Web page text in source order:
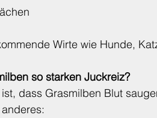
Wirte wie Hunde,
so starken Juckreiz?
dass Grasmilben Blut